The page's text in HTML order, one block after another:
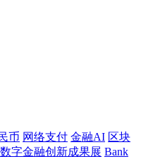
币 网络支付 金融AI 区块
字金融创新成果展 Bank